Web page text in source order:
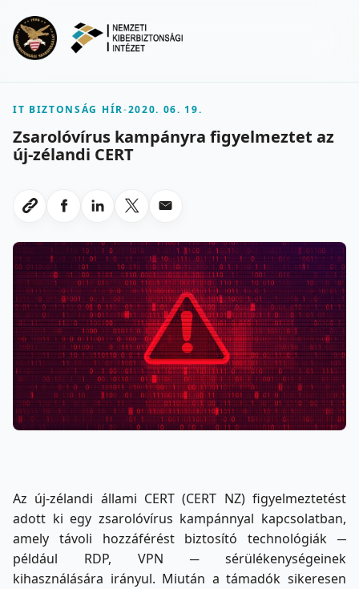
IT BIZTONSÁG HÍR-2020. 06. 19.
Zsarolóvírus kampányra figyelmeztet az
új-zélandi CERT
Link masolasa
Megosztas Facebookon
Megosztas LinkedInen
Megosztas X-en
Megosztas emailben
Az új-zélandi állami CERT (CERT NZ) figyelmeztetést
adott ki egy zsarolóvírus kampánnyal kapcsolatban,
amely távoli hozzáférést biztosító technológiák ─
például RDP, VPN ─ sérülékenységeinek
kihasználására irányul. Miután a támadók sikeresen